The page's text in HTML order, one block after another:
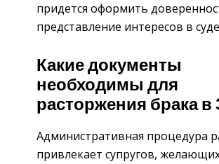
придется оформить
представление интересов в
Какие документы
необходимы для
расторжения брака в
Административная процедура
привлекает супругов,